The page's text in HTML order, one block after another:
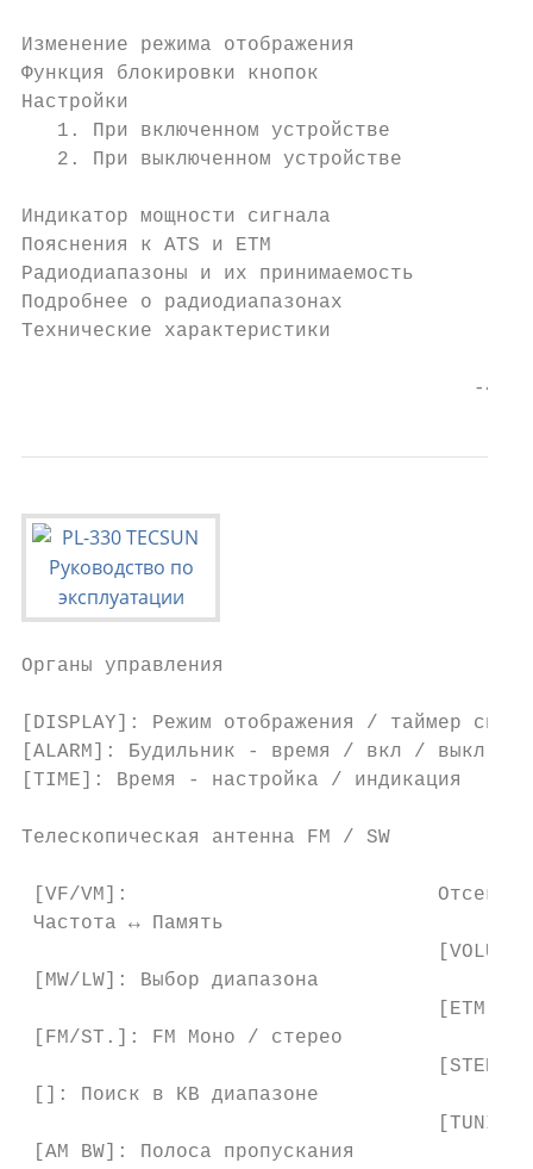
Изменение режима отображения
Функция блокировки кнопок
Настройки
1. При включенном устройстве
2. При выключенном устройстве
Индикатор мощности сигнала
Пояснения к ATS и ETM
Радиодиапазоны и их
Подробнее о радиодиапазонах
Технические характеристики
                                      -4-
Органы управления
[DISPLAY]: Режим отображения / таймер сна
[ALARM]: Будильник - время / вкл / выкл
[TIME]: Время - настройка / индикация
Телескопическая антенна FM / SW
[VF/VM]:                          Отсек
Частота ↔ Память
[MW/LW]: Выбор диапазона
[ETM]:
[FM/ST.]: FM Моно / стерео
[STEP /
[]: Поиск в КВ диапазоне
[AM BW]: Полоса пропускания